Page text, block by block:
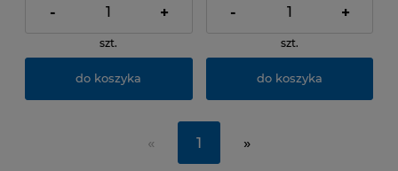
- +
szt.
do koszyka
- +
szt.
do koszyka
« 1 »